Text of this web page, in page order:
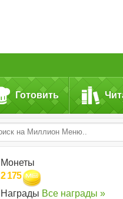
Готовить
Монеты
2 175
Награды Все награды »